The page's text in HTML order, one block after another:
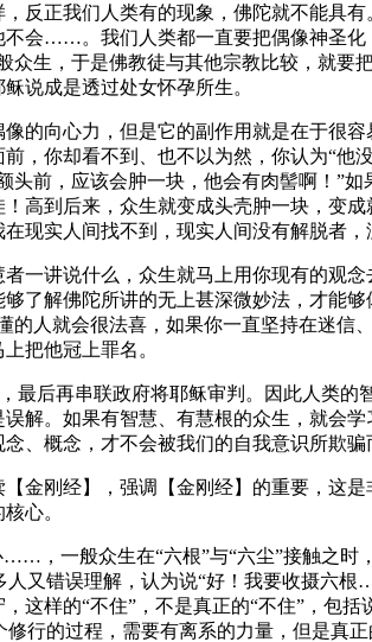
反正我们人类有的现象，佛陀就不能具
会……。我们人类都一直要把偶像神圣
生，于是佛教徒与其他宗教比较，就要
说成是透过处女怀孕所生。
向心力，但是它的副作用就是在于很容
你却看不到、也不以为然，你认为“他
前，应该会肿一块，他会有肉髻啊！”
到后来，众生就变成头壳肿一块，变
现实人间找不到，现实人间没有解脱者
讲说什么，众生就马上用你现有的观
了解佛陀所讲的无上甚深微妙法，才能
人就会很法喜，如果你一直坚持在迷信
把他冠上罪名。
再串联政府将耶稣审判。因此人类的
解。如果有智慧、有慧根的众生，就会
、概念，才不会被我们的自我意识所欺
刚经】，强调【金刚经】的重要，这
心。
般众生在“六根”与“六尘”接触之时，
又错误理解，认为说“好！我要收摄六
样的“不住”，不是真正的“不住”，包
行的过程，需要有离系的力量，但是真正